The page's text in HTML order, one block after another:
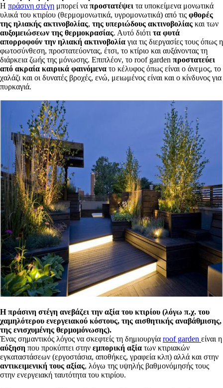
Η πράσινη στέγη μπορεί να προστατέψει τα υποκείμενα μονωτικά
υλικά του κτιρίου (θερμομονωτικά, υγρομονωτικά) από τις φθορές
της ηλιακής ακτινοβολίας, της υπεριώδους ακτινοβολίας και των
αυξομειώσεων της θερμοκρασίας. Αυτό διότιτα φυτά
απορροφούν την ηλιακή ακτινοβολία για τις διεργασίες τους όπως η
φωτοσύνθεση, προστατεύοντας, έτσι, το κτίριο και αυξάνοντας τη
διάρκεια ζωής της μόνωσης. Επιπλέον, το roof garden προστατεύει
από ακραία καιρικά φαινόμενα το κέλυφος όπως είναι ο άνεμος, το
χαλάζι και οι δυνατές βροχές, ενώ, μειωμένος είναι και ο κίνδυνος για
πυρκαγιά.
Η πράσινη στέγη ανεβάζει την αξία του κτιρίου (λόγω π.χ. του
χαμηλότερου ενεργειακού κόστους, της αισθητικής αναβάθμισης,
της ενισχυμένης θερμομόνωσης).
Ένας σημαντικός λόγος να σκεφτείς τη δημιουργία roof garden είναι η
αύξηση που προκύπτει στην εμπορική αξία των κτιριακών
εγκαταστάσεων (εργοστάσια, αποθήκες, γραφεία κλπ) αλλά και στην
αντικειμενική τους αξίας, λόγω της υψηλής βαθμονόμησής τους
στην ενεργειακή ταυτότητα του κτιρίου.